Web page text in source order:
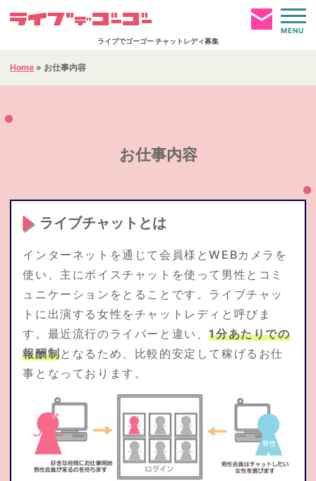
ライブでゴーゴー チャットレディ募集
報酬について
お仕事内容
応募資格
よくある質問集
トピックス
通勤応募
MENU
Home » お仕事内容
お仕事内容
ライブチャットとは
インターネットを通じて会員様とWEBカメラを
使い、主にボイスチャットを使って男性とコミ
ュニケーションをとることです。ライブチャッ
トに出演する女性をチャットレディと呼びま
す。最近流行のライバーと違い、1分あたりでの
報酬制となるため、比較的安定して稼げるお仕
事となっております。